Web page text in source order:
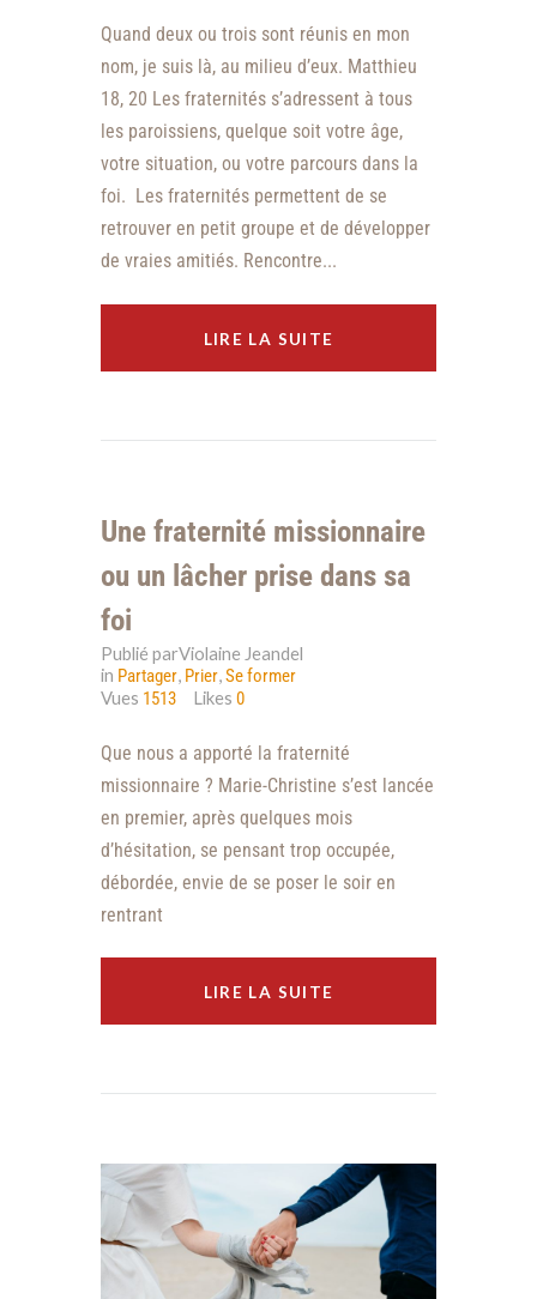
Quand deux ou trois sont réunis en mon
nom, je suis là, au milieu d’eux. Matthieu
18, 20 Les fraternités s’adressent à tous
les paroissiens, quelque soit votre âge,
votre situation, ou votre parcours dans la
foi. Les fraternités permettent de se
retrouver en petit groupe et de développer
de vraies amitiés. Rencontre...
LIRE LA SUITE
Une fraternité missionnaire
ou un lâcher prise dans sa
foi
Publié parViolaine Jeandel
in Partager, Prier,Se former
Vues 1513 Likes0
Que nous a apporté la fraternité
missionnaire ? Marie-Christine s’est lancée
en premier, après quelques mois
d’hésitation, se pensant trop occupée,
débordée, envie de se poser le soir en
rentrant
LIRE LA SUITE